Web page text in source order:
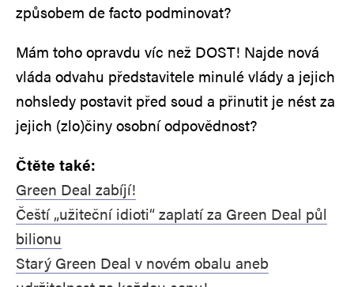
způsobem de facto podminovat?
Mám toho opravdu víc než DOST! Najde nová
vláda odvahu představitele minulé vlády a jejich
nohsledy postavit před soud a přinutit je nést za
jejich (zlo)činy osobní odpovědnost?
Čtěte také:
Green Deal zabíjí!
Čeští „užiteční idioti“ zaplatí za Green Deal půl
bilionu
Starý Green Deal v novém obalu aneb